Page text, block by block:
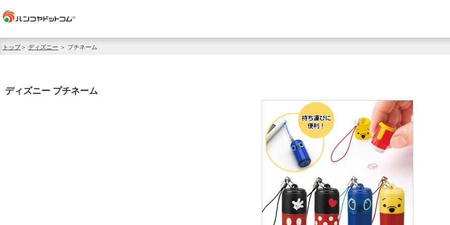
トップ＞ ディズニー ＞ プチネーム
ディズニー プチネーム